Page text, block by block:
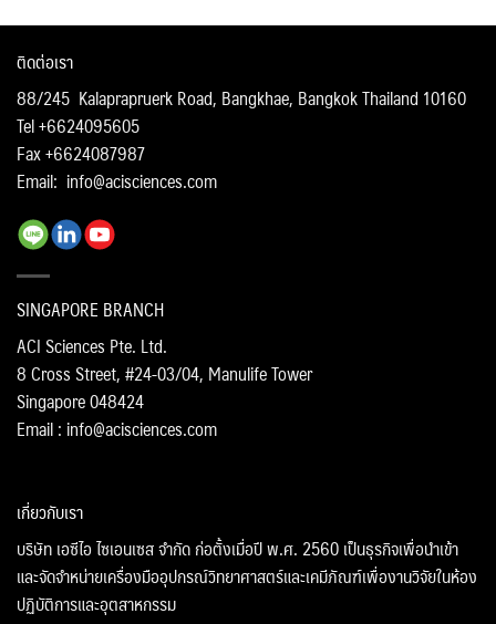
ติดต่อเรา
88/245 Kalaprapruerk Road, Bangkhae, Bangkok Thailand 10160
Tel +6624095605
Fax +6624087987
Email: info@acisciences.com
SINGAPORE BRANCH
ACI Sciences Pte. Ltd.
8 Cross Street, #24-03/04, Manulife Tower
Singapore 048424
Email : info@acisciences.com
เกี่ยวกับเรา
บริษัท เอซีไอ ไซเอนเซส จำกัด ก่อตั้งเมื่อปี พ.ศ. 2560 เป็นธุรกิจเพื่อนำเข้า
และจัดจำหน่ายเครื่องมืออุปกรณ์วิทยาศาสตร์และเคมีภัณฑ์เพื่องานวิจัยในห้อง
ปฏิบัติการและอุตสาหกรรม